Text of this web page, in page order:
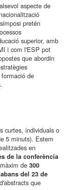
aspecte de
pretén
superior, amb
i com l'ESP pot
que abordin
de
curtes, individuals o
5 minuts). Estem
en
de la conferència
de 300
abans del 23 de
que